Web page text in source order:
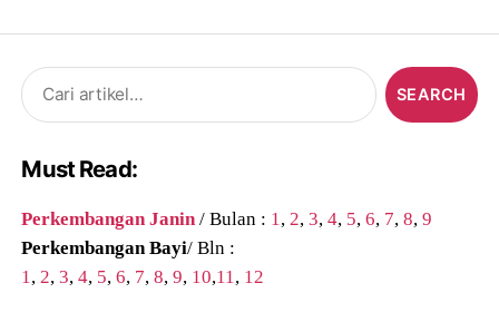
Search
for:
Must Read:
Perkembangan Janin/ Bulan : 1,2,3,4, 5,6, 7,8,9
Perkembangan Bayi/ Bln :
1,2,3,4, 5,6, 7,8,9, 10,11, 12